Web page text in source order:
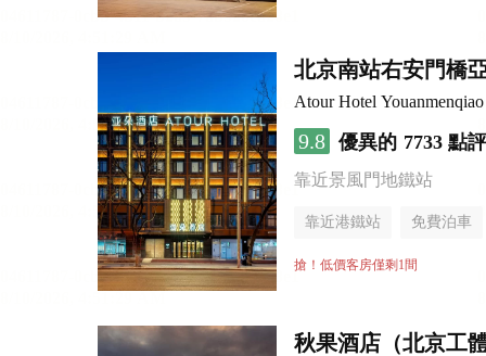
北京南站右安門橋
Atour Hotel
9.8 優異的 7733 點評
靠近景風門地鐵站
靠近港鐵站 免費泊車
行李寄存服務
搶！低價客房僅剩1間
秋果酒店（北京工